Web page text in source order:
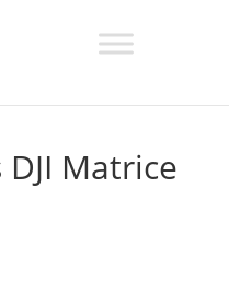
Matrice